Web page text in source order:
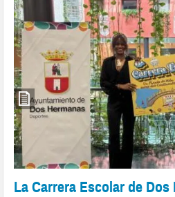
La Carrera Escolar de